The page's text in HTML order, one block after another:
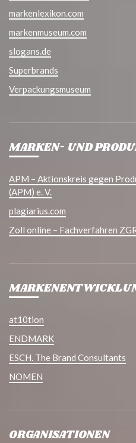
markenlexikon.com
markenmuseum.com
slogans.de
Superbrands
Verpackungsmuseum
MARKEN- UND
APM – Aktionskreis gegen
(APM) e. V.
plagiarius.com
Zoll online – Fachverfahren
at10tion
ENDMARK
ESCH. The Brand Consultants
NOMEN
ORGANISATIONEN